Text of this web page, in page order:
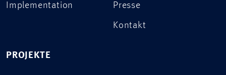
Implementation Presse
Kontakt
PROJEKTE